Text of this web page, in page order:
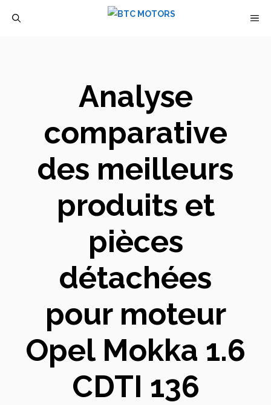
Analyse
comparative
des meilleurs
produits et
pièces
détachées
pour moteur
Opel Mokka 1.6
CDTI 136